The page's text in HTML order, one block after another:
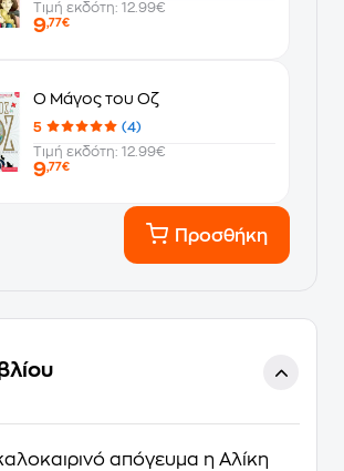
Τιμή εκδότη: 12.99€
9,77€
Ο Μάγος του Οζ
5
(4)
Τιμή εκδότη: 12.99€
9,77€
Προσθήκη
απόγευμα η Αλίκη